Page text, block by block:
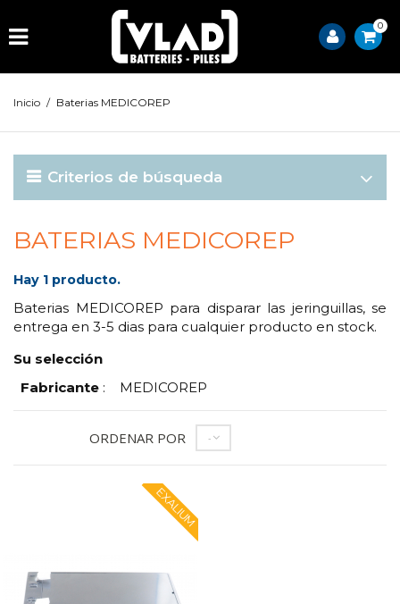
0
Inicio / Baterias MEDICOREP
Criterios de búsqueda
BATERIAS MEDICOREP
Hay 1 producto.
Baterias MEDICOREP para disparar las jeringuillas, se
entrega en 3-5 dias para cualquier producto en stock.
Su selección
Fabricante : MEDICOREP
ORDENAR POR --
EXALIUM